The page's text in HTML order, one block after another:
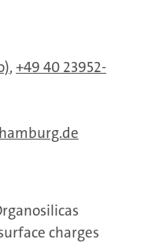
,+49 40 23952-
charges